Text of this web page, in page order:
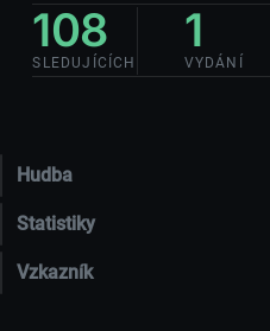
108
SLEDUJÍCÍCH
1
VYDÁNÍ
Hudba
Statistiky
Vzkazník